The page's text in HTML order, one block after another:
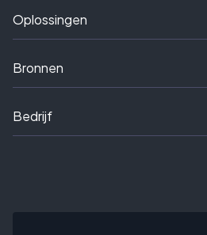
Oplossingen
Bronnen
Bedrijf